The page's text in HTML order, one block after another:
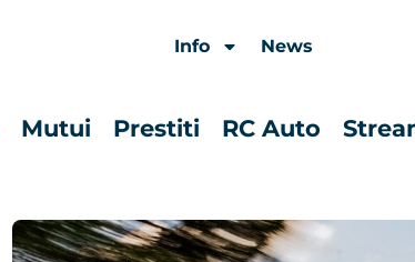
Info News
Mutui Prestiti RC Auto